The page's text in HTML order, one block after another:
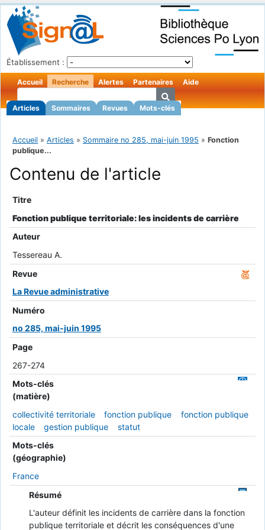
Établissement :
Accueil Recherche
Articles Sommaires Revues Mots-clés
Alertes Partenaires Aide
Accueil » Articles » Sommaire no 285, mai-juin 1995 » Fonction
publique...
Contenu de l'article
Titre
Fonction publique territoriale: les incidents de carrière
Auteur
Tessereau A.
Revue
La Revue administrative
Numéro
no 285, mai-juin 1995
Page
267-274
Mots-clés
(matière)
collectivité territoriale
fonction publique
fonction publique
locale
gestion publique
statut
Mots-clés
(géographie)
France
Résumé
L'auteur définit les incidents de carrière dans la fonction
publique territoriale et décrit les conséquences d'une